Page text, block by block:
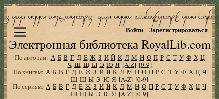
Электронная библиотека RoyalLib.com
Войти Зарегистрироваться
По авторам: А Б В Г Д Е Ж З И Й К Л М Н О П Р С Т У Ф Х Ц
Ч Ш Щ Ы Э Ю Я [A-Z] [0-9]
По книгам: А Б В Г Д Е Ж З И Й К Л М Н О П Р С Т У Ф Х Ц Ч
Ш Щ Ы Э Ю Я [A-Z] [0-9]
По сериям: А Б В Г Д Е Ж З И Й К Л М Н О П Р С Т У Ф Х Ц Ч
Ш Щ Ы Э Ю Я [A-Z] [0-9]